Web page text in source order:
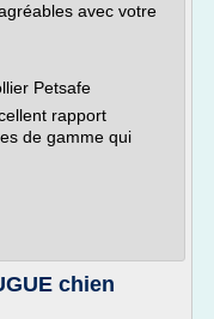
avec votre
Petsafe
rapport
de gamme qui
chien